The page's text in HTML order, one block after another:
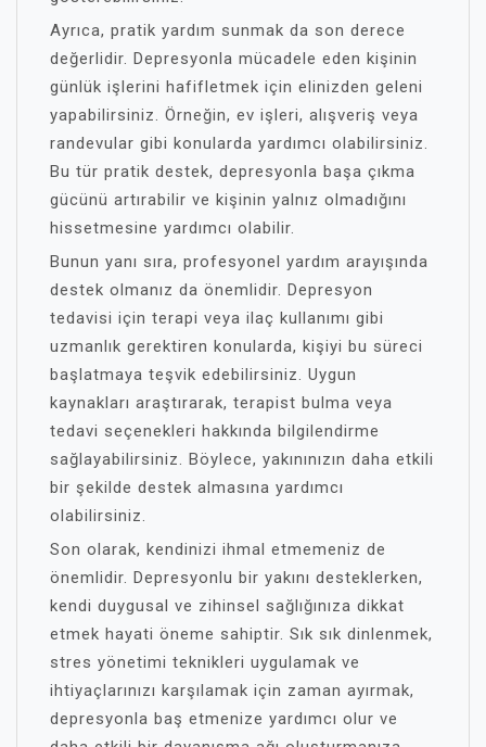
Ayrıca, pratik yardım sunmak da son derece
değerlidir. Depresyonla mücadele eden kişinin
günlük işlerini hafifletmek için elinizden geleni
yapabilirsiniz. Örneğin, ev işleri, alışveriş veya
randevular gibi konularda yardımcı olabilirsiniz.
Bu tür pratik destek, depresyonla başa çıkma
gücünü artırabilir ve kişinin yalnız olmadığını
hissetmesine yardımcı olabilir.
Bunun yanı sıra, profesyonel yardım arayışında
destek olmanız da önemlidir. Depresyon
tedavisi için terapi veya ilaç kullanımı gibi
uzmanlık gerektiren konularda, kişiyi bu süreci
başlatmaya teşvik edebilirsiniz. Uygun
kaynakları araştırarak, terapist bulma veya
tedavi seçenekleri hakkında bilgilendirme
sağlayabilirsiniz. Böylece, yakınınızın daha etkili
bir şekilde destek almasına yardımcı
olabilirsiniz.
Son olarak, kendinizi ihmal etmemeniz de
önemlidir. Depresyonlu bir yakını desteklerken,
kendi duygusal ve zihinsel sağlığınıza dikkat
etmek hayati öneme sahiptir. Sık sık dinlenmek,
stres yönetimi teknikleri uygulamak ve
ihtiyaçlarınızı karşılamak için zaman ayırmak,
depresyonla baş etmenize yardımcı olur ve